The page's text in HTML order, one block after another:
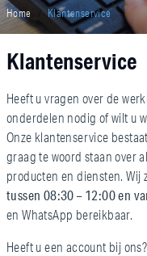
Home Klantenservice
Klantenservice
Heeft u vragen over de
onderdelen nodig of wilt u
Onze klantenservice
graag te woord staan over
producten en diensten. Wij
tussen 08:30 – 12:00 en
en WhatsApp bereikbaar.
Heeft u een account bij